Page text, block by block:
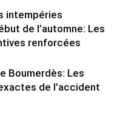
intempéries
de l’automne: Les
renforcées
Boumerdès: Les
de l’accident